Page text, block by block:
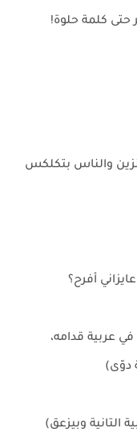
كلمة حلوة!
والناس بتكلكس
أفرح؟
عربية قدامه،
دوّى)
وبيزعق)